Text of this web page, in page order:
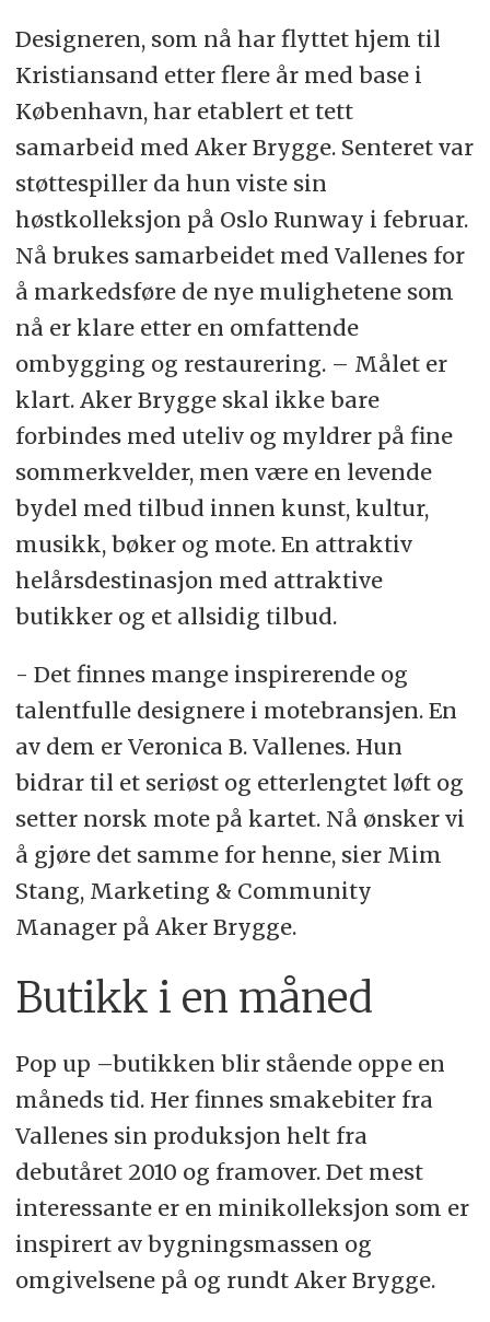
Designeren, som nå har flyttet hjem til
Kristiansand etter flere år med base i
København, har etablert et tett
samarbeid med Aker Brygge. Senteret var
støttespiller da hun viste sin
høstkolleksjon på Oslo Runway i februar.
Nå brukes samarbeidet med Vallenes for
å markedsføre de nye mulighetene som
nå er klare etter en omfattende
ombygging og restaurering. – Målet er
klart. Aker Brygge skal ikke bare
forbindes med uteliv og myldrer på fine
sommerkvelder, men være en levende
bydel med tilbud innen kunst, kultur,
musikk, bøker og mote. En attraktiv
helårsdestinasjon med attraktive
butikker og et allsidig tilbud.
- Det finnes mange inspirerende og
talentfulle designere i motebransjen. En
av dem er Veronica B. Vallenes. Hun
bidrar til et seriøst og etterlengtet løft og
setter norsk mote på kartet. Nå ønsker vi
å gjøre det samme for henne, sier Mim
Stang, Marketing & Community
Manager på Aker Brygge.
Butikk i en måned
Pop up –butikken blir stående oppe en
måneds tid. Her finnes smakebiter fra
Vallenes sin produksjon helt fra
debutåret 2010 og framover. Det mest
interessante er en minikolleksjon som er
inspirert av bygningsmassen og
omgivelsene på og rundt Aker Brygge.